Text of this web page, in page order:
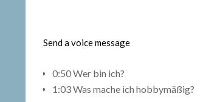
Send a voice message
0:50 Wer bin ich?
1:03 Was mache ich hobbymäßig?